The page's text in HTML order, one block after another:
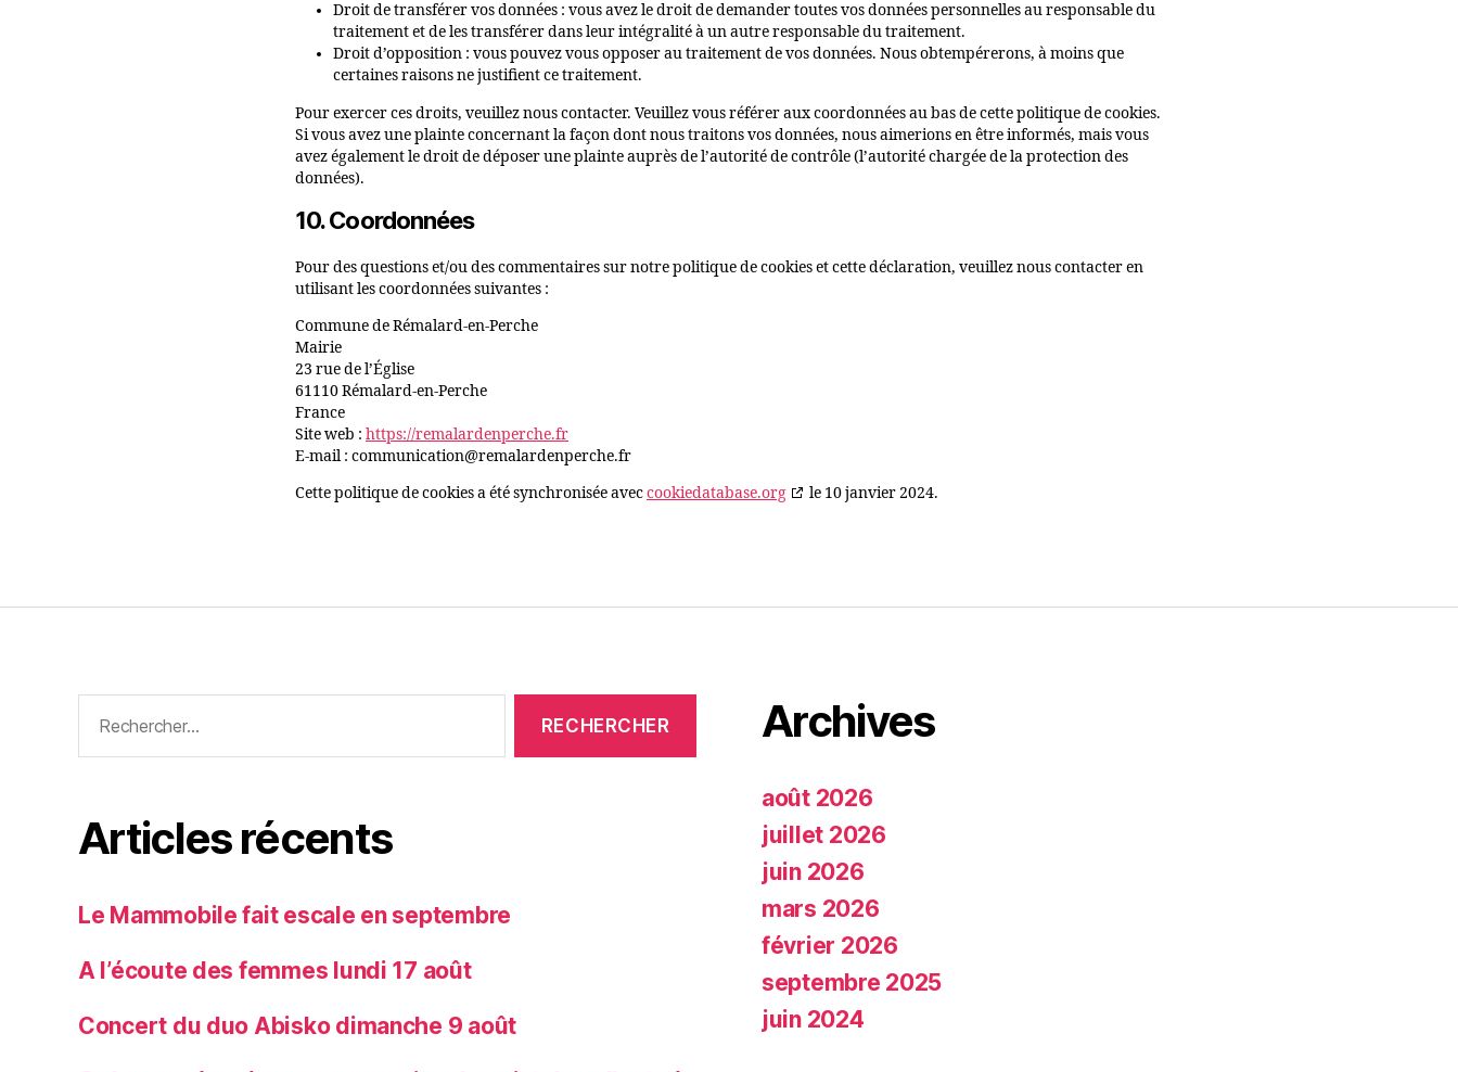
Droit de transférer vos données : vous avez le droit de demander toutes vos données personnelles au responsable du
traitement et de les transférer dans leur intégralité à un autre responsable du traitement.
Droit d’opposition : vous pouvez vous opposer au traitement de vos données. Nous obtempérerons, à moins que
certaines raisons ne justifient ce traitement.
Pour exercer ces droits, veuillez nous contacter. Veuillez vous référer aux coordonnées au bas de cette politique de cookies.
Si vous avez une plainte concernant la façon dont nous traitons vos données, nous aimerions en être informés, mais vous
avez également le droit de déposer une plainte auprès de l’autorité de contrôle (l’autorité chargée de la protection des
données).
10. Coordonnées
Pour des questions et/ou des commentaires sur notre politique de cookies et cette déclaration, veuillez nous contacter en
utilisant les coordonnées suivantes :
Commune de Rémalard-en-Perche
Mairie
23 rue de l’Église
61110 Rémalard-en-Perche
France
Site web : https://remalardenperche.fr
E-mail : communication@remalardenperche.fr
Cette politique de cookies a été synchronisée aveccookiedatabase.org le 10 janvier 2024.
Articles récents
Le Mammobile fait escale en septembre
A l’écoute des femmes lundi 17 août
Concert du duo Abisko dimanche 9 août
Archives
août 2026
juillet 2026
juin 2026
mars 2026
février 2026
septembre 2025
juin 2024